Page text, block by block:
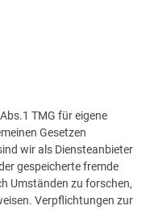
TMG für eigene
Gesetzen
wir als Diensteanbieter
gespeicherte fremde
Umständen zu forschen,
Verpflichtungen zur